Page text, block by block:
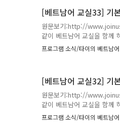
[베트남어 교실33] 기
원문보기:http://
같이 베트남어 교실을 함께
실제 베트남 Nam 친구와
모 / 아인 / 꽈 / 아인 e
프로그램 소식/타이의 베트남
[베트남어 교실32] 기
원문보기:http://
같이 베트남어 교실을 함께
실제 베트남 Nam 친구와
어이 / 덴 / 탕 / 남 / 엠 /
프로그램 소식/타이의 베트남